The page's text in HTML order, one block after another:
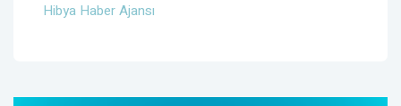
Hibya Haber Ajansı